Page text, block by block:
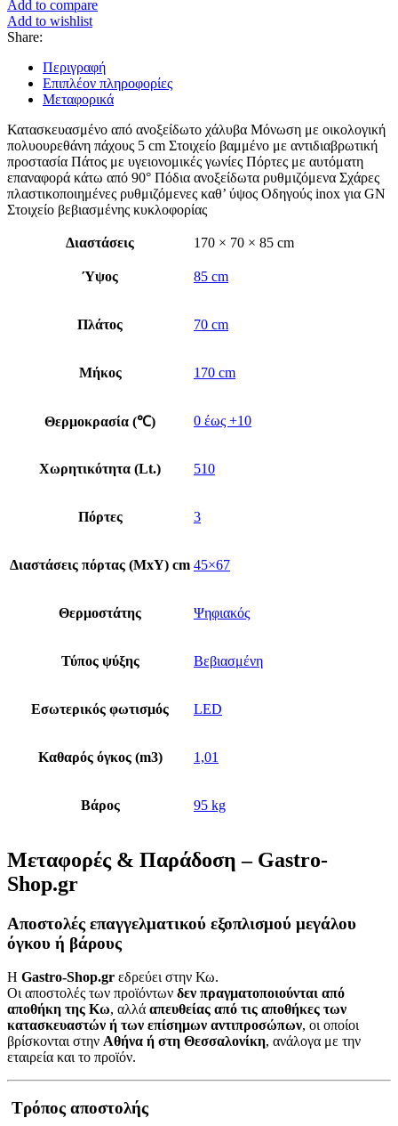
Add to compare
Add to wishlist
Share:
Περιγραφή
Επιπλέον πληροφορίες
Μεταφορικά
Κατασκευασμένο από ανοξείδωτο χάλυβα Μόνωση με οικολογική
πολυουρεθάνη πάχους 5 cm Στοιχείο βαμμένο με αντιδιαβρωτική
προστασία Πάτος με υγειονομικές γωνίες Πόρτες με αυτόματη
επαναφορά κάτω από 90° Πόδια ανοξείδωτα ρυθμιζόμενα Σχάρες
πλαστικοποιημένες ρυθμιζόμενες καθ’ ύψος Οδηγούς inox για GN
Στοιχείο βεβιασμένης κυκλοφορίας
Διαστάσεις 170 × 70 × 85 cm
Ύψος 85 cm
Πλάτος 70 cm
Μήκος 170 cm
Θερμοκρασία (℃) 0 έως +10
Χωρητικότητα (Lt.) 510
Πόρτες 3
Διαστάσεις πόρτας (ΜxΥ) cm 45×67
Θερμοστάτης Ψηφιακός
Τύπος ψύξης Βεβιασμένη
Εσωτερικός φωτισμός LED
Καθαρός όγκος (m3) 1,01
Βάρος 95 kg
Μεταφορές & Παράδοση – Gastro-
Shop.gr
Αποστολές επαγγελματικού εξοπλισμού μεγάλου
όγκου ή βάρους
Η Gastro-Shop.gr εδρεύει στην Κω.
Οι αποστολές των προϊόντων δεν πραγματοποιούνται από
αποθήκη της Κω, αλλά απευθείας από τις αποθήκες των
κατασκευαστών ή των επίσημων αντιπροσώπων, οι οποίοι
βρίσκονται στην Αθήνα ή στη Θεσσαλονίκη, ανάλογα με την
εταιρεία και το προϊόν.
Τρόπος αποστολής